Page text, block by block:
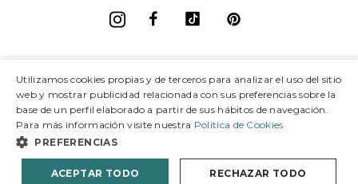
Información +
Soporte
© 2026 Joieria Grau.España. Todos los derechos reservados.
FacebookVimeo
Instagram
Utilizamos cookies propias y de terceros para analizar el uso del sitio
web y mostrar publicidad relacionada con sus preferencias sobre la
base de un perfil elaborado a partir de sus hábitos de navegación.
Para más información visite nuestra Política de Cookies
PREFERENCIAS
ACEPTAR TODO RECHAZAR TODO